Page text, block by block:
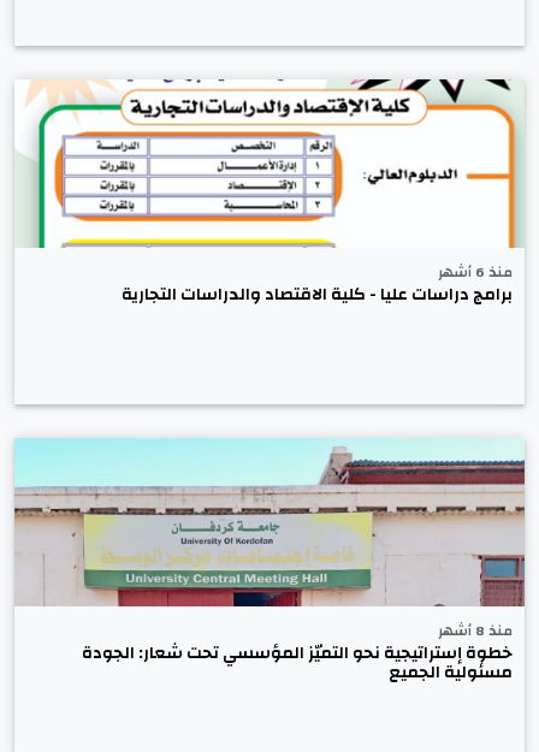
منذ 6 أشهر
برامج دراسات عليا - كلية الاقتصاد والدراسات التجارية
منذ 8 أشهر
خطوة إستراتيجية نحو التميّز المؤسسي تحت شعار: الجودة
مسئولية الجميع